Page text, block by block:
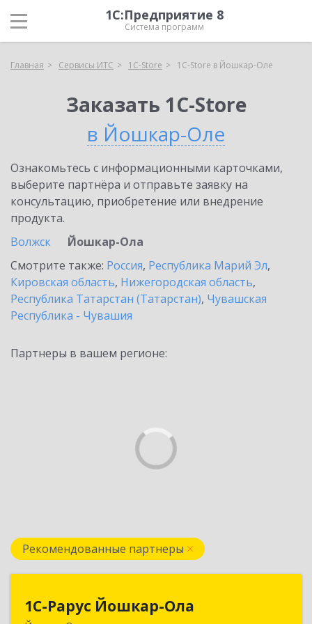
1С:Предприятие 8
Система программ
Главная Сервисы ИТС 1C-Store 1C-Store в Йошкар-Оле
Заказать 1C-Store
в Йошкар-Оле
Ознакомьтесь с информационными карточками,
выберите партнёра и отправьте заявку на
консультацию, приобретение или внедрение
продукта.
Волжск
Йошкар-Ола
Смотрите также: Россия, Республика Марий Эл,
Кировская область, Нижегородская область,
Республика Татарстан (Татарстан), Чувашская
Республика - Чувашия
Партнеры в вашем регионе:
Рекомендованные партнеры
1С-Рарус Йошкар-Ола